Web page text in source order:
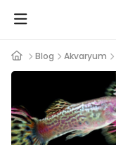
Blog Akvaryum